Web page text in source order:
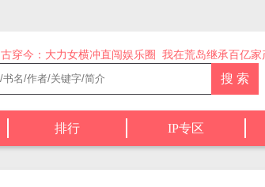
古穿今：大力女横冲直闯娱乐圈 我在荒岛继承百亿家
排行 IP专区